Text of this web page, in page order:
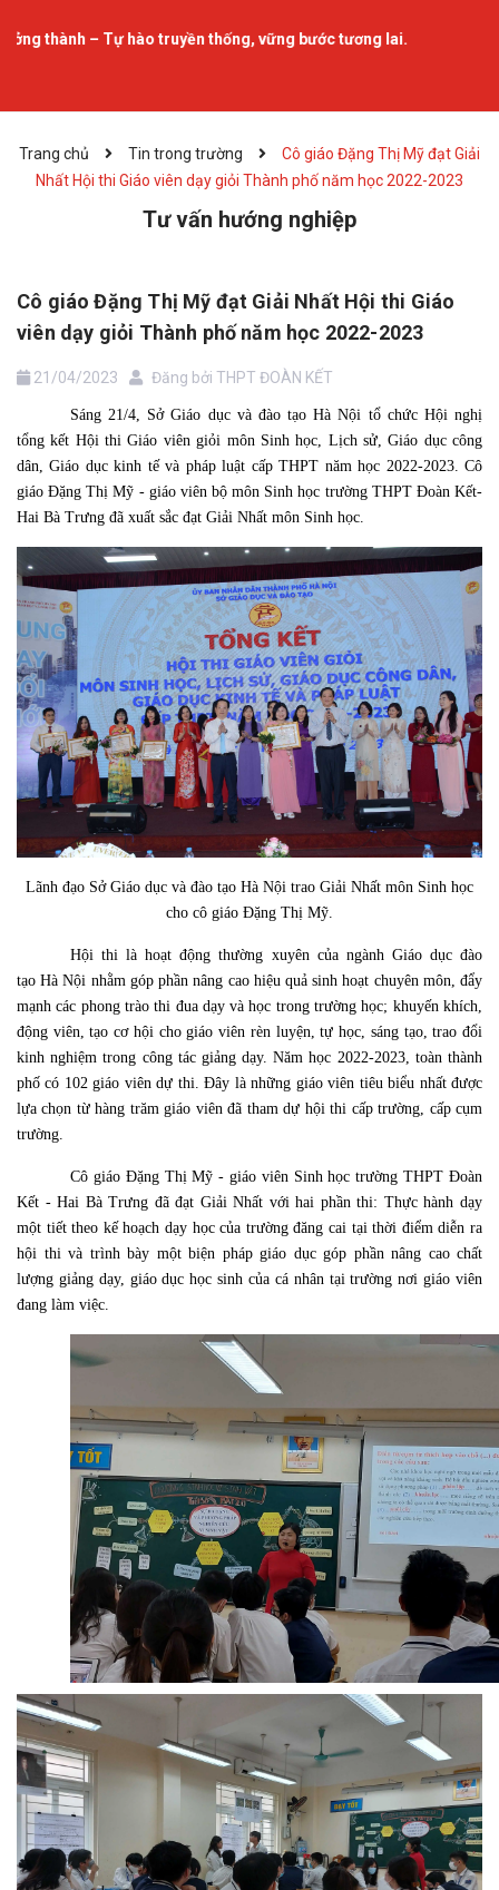
hào truyền thống, vững bước tương lai.
Trang chủ Tin trong trường
Cô giáo Đặng Thị Mỹ đạt Giải
Nhất Hội thi Giáo viên dạy giỏi Thành phố năm học 2022-2023
Tư vấn hướng nghiệp
Cô giáo Đặng Thị Mỹ đạt Giải Nhất Hội thi Giáo
viên dạy giỏi Thành phố năm học 2022-2023
21/04/2023 Đăng bởi THPT ĐOÀN KẾT
Sáng 21/4, Sở Giáo dục và đào tạo Hà Nội tổ chức Hội nghị
tổng kết Hội thi Giáo viên giỏi môn Sinh học, Lịch sử, Giáo dục công
dân, Giáo dục kinh tế và pháp luật cấp THPT năm học 2022-2023. Cô
giáo Đặng Thị Mỹ - giáo viên bộ môn Sinh học trường THPT Đoàn Kết-
Hai Bà Trưng đã xuất sắc đạt Giải Nhất môn Sinh học.
Lãnh đạo Sở Giáo dục và đào tạo Hà Nội trao Giải Nhất môn Sinh học
cho cô giáo Đặng Thị Mỹ.
Hội thi là hoạt động thường xuyên của ngành Giáo dục đào
tạo Hà Nội nhằm góp phần nâng cao hiệu quả sinh hoạt chuyên môn, đẩy
mạnh các phong trào thi đua dạy và học trong trường học; khuyến khích,
động viên, tạo cơ hội cho giáo viên rèn luyện, tự học, sáng tạo, trao đổi
kinh nghiệm trong công tác giảng dạy.Năm học 2022-2023, toàn thành
phố có 102 giáo viên dự thi. Đây là những giáo viên tiêu biểu nhất được
lựa chọn từ hàng trăm giáo viên đã tham dự hội thi cấp trường, cấp cụm
trường.
Cô giáo Đặng Thị Mỹ - giáo viên Sinh học trường THPT Đoàn
Kết - Hai Bà Trưng đã đạt Giải Nhất với hai phần thi: Thực hành dạy
một tiết theo kế hoạch dạy học của trường đăng cai tại thời điểm diễn ra
hội thi và trình bày một biện pháp giáo dục góp phần nâng cao chất
lượng giảng dạy, giáo dục học sinh của cá nhân tại trường nơi giáo viên
đang làm việc.